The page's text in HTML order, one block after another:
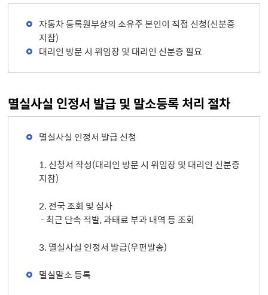
자동차 등록원부상의 소유주 본인이 직접 신청(신분증
지참)
대리인 방문 시 위임장 및 대리인 신분증 필요
멸실사실 인정서 발급 및 말소등록 처리 절차
멸실사실 인정서 발급 신청
1. 신청서 작성(대리인 방문 시 위임장 및 대리인 신분증
지참)
2. 전국 조회 및 심사
- 최근 단속 적발, 과태료 부과 내역 등 조회
3. 멸실사실 인정서 발급(우편발송)
멸실말소 등록